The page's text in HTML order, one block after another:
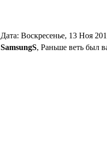
Дата: Воскресенье, 13 Ноя
SamsungS, Раньше веть был